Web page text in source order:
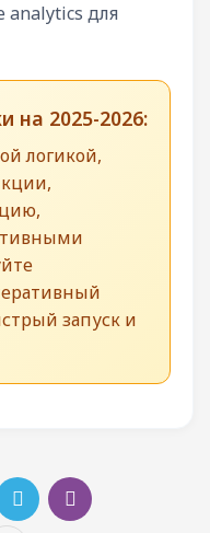
analytics для
на 2025-2026:
логикой,
запуск и